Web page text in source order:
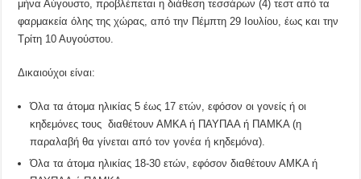
μήνα Αύγουστο, προβλέπεται η διάθεση τεσσάρων (4) τεστ από τα
φαρμακεία όλης της χώρας, από την Πέμπτη 29 Ιουλίου, έως και την
Τρίτη 10 Αυγούστου.
Δικαιούχοι είναι:
Όλα τα άτομα ηλικίας 5 έως 17 ετών, εφόσον οι γονείς ή οι
κηδεμόνες τους διαθέτουν ΑΜΚΑ ή ΠΑΥΠΑΑ ή ΠΑΜΚΑ (η
παραλαβή θα γίνεται από τον γονέα ή κηδεμόνα).
Όλα τα άτομα ηλικίας 18-30 ετών, εφόσον διαθέτουν ΑΜΚΑ ή